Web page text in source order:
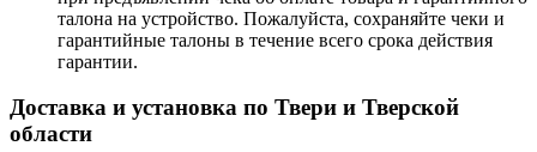
талона на устройство. Пожалуйста, сохраняйте чеки и
гарантийные талоны в течение всего срока действия
гарантии.
Доставка и установка по Твери и Тверской
области